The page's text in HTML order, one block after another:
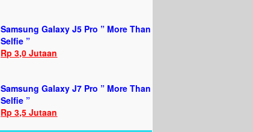
Samsung Galaxy J5 Pro ” More Than
Selfie ”
Rp 3,0 Jutaan
Samsung Galaxy J7 Pro ” More Than
Selfie ”
Rp 3,5 Jutaan